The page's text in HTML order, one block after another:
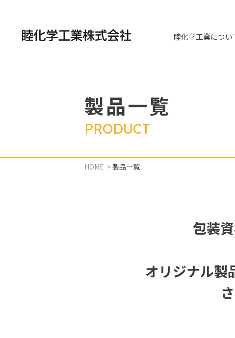
睦化学工業につい
製品一覧
PRODUCT
HOME >製品一覧
包装
オリジナル製